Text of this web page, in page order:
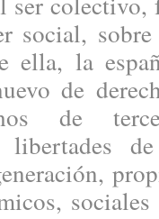
social,
ella, la
de
de
libertades